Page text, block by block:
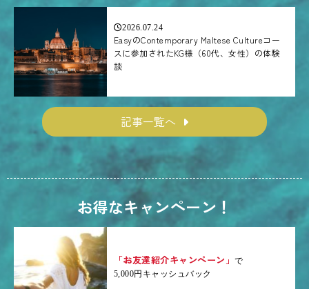
2026.07.24
EasyのContemporary Maltese Cultureコー
スに参加されたKG様（60代、女性）の体験
談
記事一覧へ
お得なキャンペーン！
「お友達紹介キャンペーン」で
5,000円キャッシュバック